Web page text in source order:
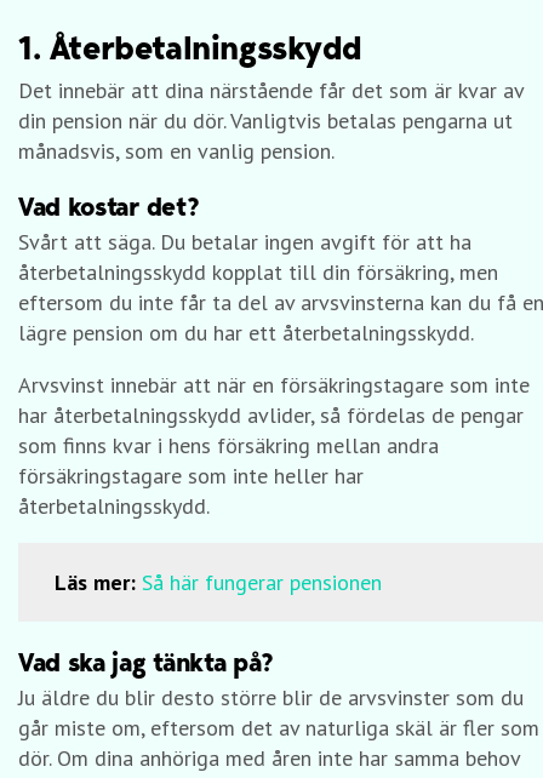
1. Återbetalningsskydd
Det innebär att dina närstående får det som är kvar av
din pension när du dör. Vanligtvis betalas pengarna ut
månadsvis, som en vanlig pension.
Vad kostar det?
Svårt att säga. Du betalar ingen avgift för att ha
återbetalningsskydd kopplat till din försäkring, men
eftersom du inte får ta del av arvsvinsterna kan du få en
lägre pension om du har ett återbetalningsskydd.
Arvsvinst innebär att när en försäkringstagare som inte
har återbetalningsskydd avlider, så fördelas de pengar
som finns kvar i hens försäkring mellan andra
försäkringstagare som inte heller har
återbetalningsskydd.
Läs mer: Så här fungerar pensionen
Vad ska jag tänkta på?
Ju äldre du blir desto större blir de arvsvinster som du
går miste om, eftersom det av naturliga skäl är fler som
dör. Om dina anhöriga med åren inte har samma behov